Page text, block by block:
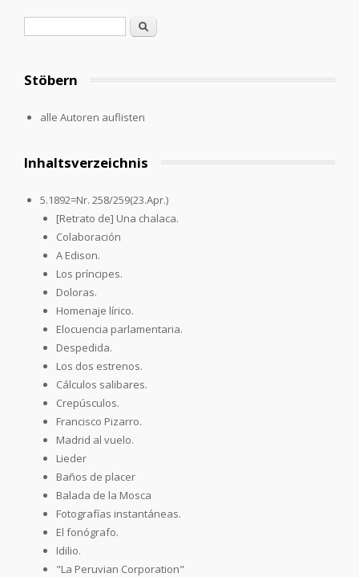
Search
Stöbern
alle Autoren auflisten
Inhaltsverzeichnis
5.1892=Nr. 258/259(23.Apr.)
[Retrato de] Una chalaca.
Colaboración
A Edison.
Los príncipes.
Doloras.
Homenaje lírico.
Elocuencia parlamentaria.
Despedida.
Los dos estrenos.
Cálculos salibares.
Crepúsculos.
Francisco Pizarro.
Madrid al vuelo.
Lieder
Baños de placer
Balada de la Mosca
Fotografías instantáneas.
El fonógrafo.
Idilio.
"La Peruvian Corporation"